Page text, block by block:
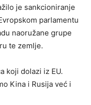
je sankcioniranje
parlamentu
naoružane grupe
te zemlje.
koji dolazi iz EU.
Kina i Rusija već i